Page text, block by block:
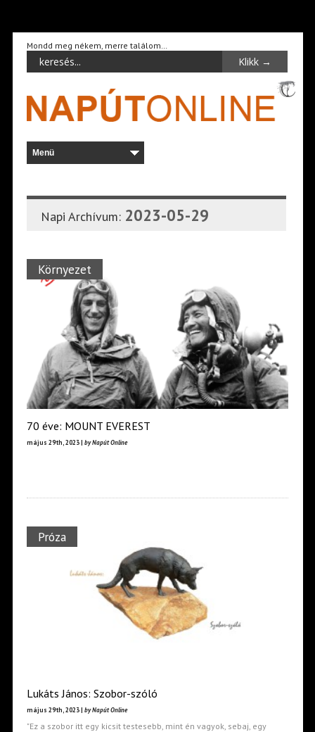
Mondd meg nékem, merre találom…
Napi Archívum: 2023-05-29
Környezet
70 éve: MOUNT EVEREST
május 29th, 2023 | by Napút Online
Próza
Lukáts János: Szobor-szóló
május 29th, 2023 | by Napút Online
"Ez a szobor itt egy kicsit testesebb, mint én vagyok, sebaj, egy